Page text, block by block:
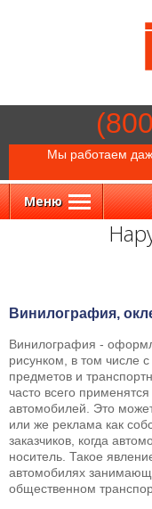
Мы работаем
Меню
Винилография,
Винилография -
рисунком, в том числе
предметов и
часто всего
автомобилей. Это
или же реклама как
заказчиков, когда
носитель. Такое
автомобилях
общественном